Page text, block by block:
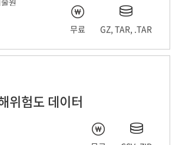
무료 GZ, TAR, .TAR
위험도 데이터